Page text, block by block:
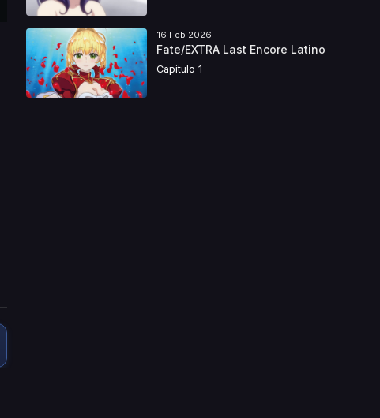
16 Feb 2026
Fate/EXTRA Last Encore Latino
Capitulo 1